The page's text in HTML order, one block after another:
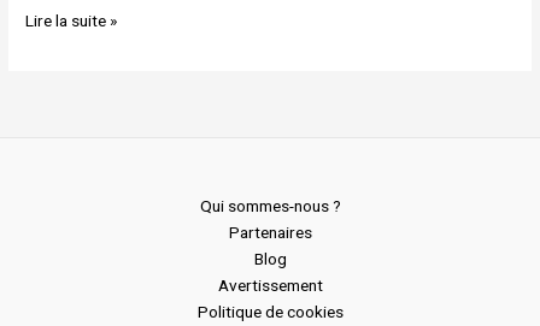
Lire la suite »
Qui sommes-nous ?
Partenaires
Blog
Avertissement
Politique de cookies